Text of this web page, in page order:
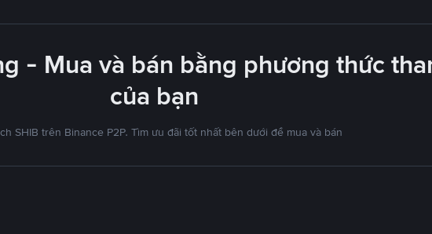
- Mua và bán bằng phương thức
của bạn
SHIB trên Binance P2P. Tìm ưu đãi tốt nhất bên dưới để mua và bán